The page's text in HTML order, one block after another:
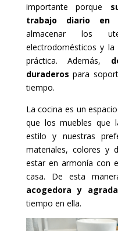
importante porque
trabajo diario en
almacenar los
electrodomésticos y
práctica. Además,
duraderos para
tiempo.
La cocina es un
que los muebles que
estilo y nuestras
materiales, colores y
estar en armonía con
casa. De esta
acogedora y
tiempo en ella.